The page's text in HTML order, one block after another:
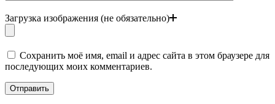
Загрузка изображения (не обязательно)
Сохранить моё имя, email и адрес сайта в этом браузере для
последующих моих комментариев.
Отправить